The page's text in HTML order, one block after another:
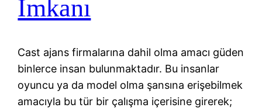
İmkanı
Cast ajans firmalarına dahil olma amacı güden
binlerce insan bulunmaktadır. Bu insanlar
oyuncu ya da model olma şansına erişebilmek
amacıyla bu tür bir çalışma içerisine girerek;